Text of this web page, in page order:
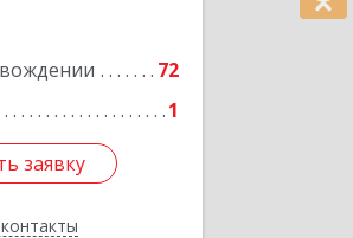
72
1
заявку
Подробнее
заявку